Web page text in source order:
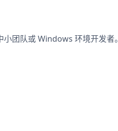
团队或 Windows 环境开发者。